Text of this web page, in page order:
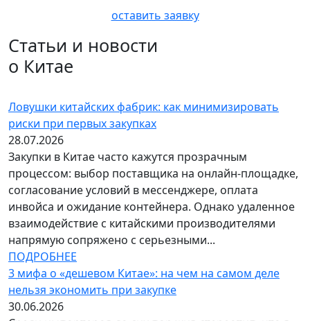
оставить заявку
Статьи и новости
о Китае
Ловушки китайских фабрик: как минимизировать
риски при первых закупках
28.07.2026
Закупки в Китае часто кажутся прозрачным
процессом: выбор поставщика на онлайн-площадке,
согласование условий в мессенджере, оплата
инвойса и ожидание контейнера. Однако удаленное
взаимодействие с китайскими производителями
напрямую сопряжено с серьезными...
ПОДРОБНЕЕ
3 мифа о «дешевом Китае»: на чем на самом деле
нельзя экономить при закупке
30.06.2026